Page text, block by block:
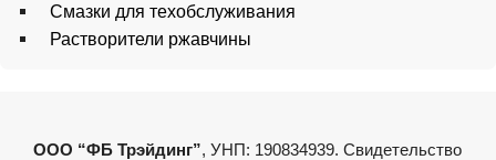
Смазки для техобслуживания
Растворители ржавчины
ООО “ФБ Трэйдинг”, УНП: 190834939. Свидетельство